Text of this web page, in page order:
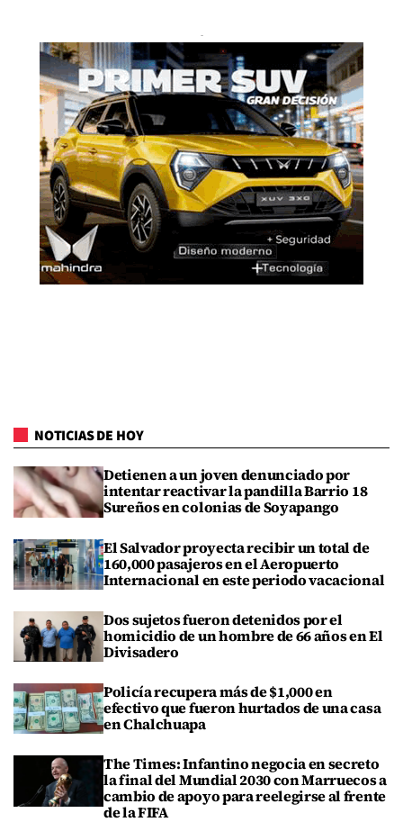
NOTICIAS DE HOY
Detienen a un joven denunciado por
intentar reactivar la pandilla Barrio 18
Sureños en colonias de Soyapango
El Salvador proyecta recibir un total de
160,000 pasajeros en el Aeropuerto
Internacional en este periodo vacacional
Dos sujetos fueron detenidos por el
homicidio de un hombre de 66 años en El
Divisadero
Policía recupera más de $1,000 en
efectivo que fueron hurtados de una casa
en Chalchuapa
The Times: Infantino negocia en secreto
la final del Mundial 2030 con Marruecos a
cambio de apoyo para reelegirse al frente
de la FIFA